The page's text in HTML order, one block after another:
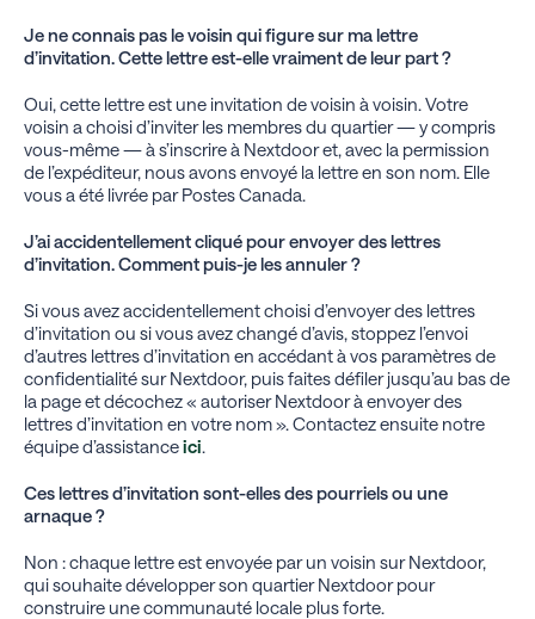
Je ne connais pas le voisin qui figure sur ma lettre
d’invitation. Cette lettre est-elle vraiment de leur part ?
Oui, cette lettre est une invitation de voisin à voisin. Votre
voisin a choisi d’inviter les membres du quartier — y compris
vous-même — à s’inscrire à Nextdoor et, avec la permission
de l’expéditeur, nous avons envoyé la lettre en son nom. Elle
vous a été livrée par Postes Canada.
J’ai accidentellement cliqué pour envoyer des lettres
d’invitation. Comment puis-je les annuler ?
Si vous avez accidentellement choisi d’envoyer des lettres
d’invitation ou si vous avez changé d’avis, stoppez l’envoi
d’autres lettres d’invitation en accédant à vos paramètres de
confidentialité sur Nextdoor, puis faites défiler jusqu’au bas de
la page et décochez « autoriser Nextdoor à envoyer des
lettres d’invitation en votre nom ». Contactez ensuite notre
équipe d’assistanceici.
Ces lettres d’invitation sont-elles des pourriels ou une
arnaque ?
Non : chaque lettre est envoyée par un voisin sur Nextdoor,
qui souhaite développer son quartier Nextdoor pour
construire une communauté locale plus forte.